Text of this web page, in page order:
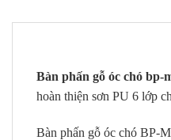
Bàn phấn gỗ óc chó bp-
hoàn thiện sơn PU 6 lớp
Bàn phấn gỗ óc chó BP-